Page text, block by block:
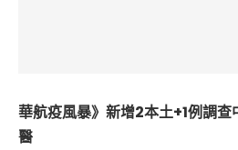
華航疫風暴》新增2本土+1例調
醫